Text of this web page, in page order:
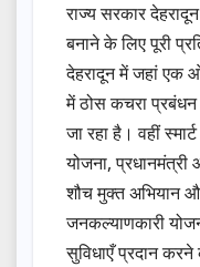
राज्य सरकार
बनाने के लिए पूरी
देहरादून में जहां एक
में ठोस कचरा
जा रहा है। वहीं
योजना,
शौच मुक्त अभियान
जनकल्याणकारी
सुविधाएँ प्रदान करने